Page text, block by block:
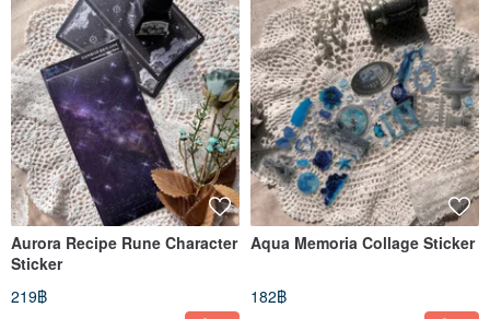
Aurora Recipe Rune Character
Sticker
219฿
Aqua Memoria Collage Sticker
182฿